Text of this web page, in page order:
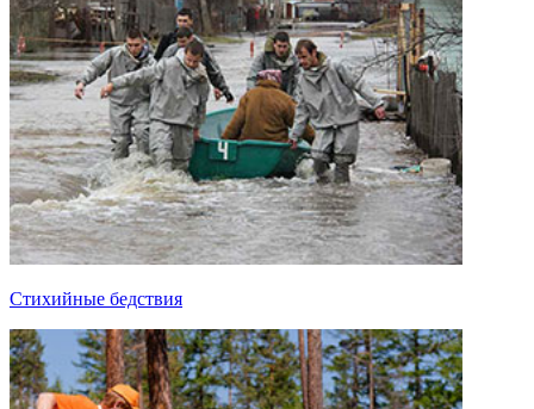
Стихийные бедствия